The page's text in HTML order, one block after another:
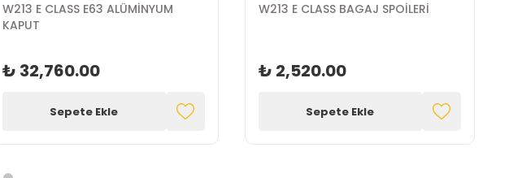
W213 E CLASS E63 ALÜMİNYUM
KAPUT
₺ 32,760.00
Sepete Ekle
W213 E CLASS BAGAJ SPOİLERİ
₺ 2,520.00
Sepete Ekle